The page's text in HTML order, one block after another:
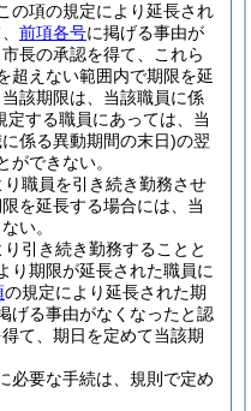
の項の規定により延長され
前項各号に掲げる事由が
長の承認を得て、これら
超えない範囲内で期限を延
該期限は、当該職員に係
定する職員にあっては、当
係る異動期間の末日)の翌
ができない。
り職員を引き続き勤務させ
を延長する場合には、当
い。
引き続き勤務することと
り期限が延長された職員に
の規定により延長された期
げる事由がなくなったと認
て、期日を定めて当該期
必要な手続は、規則で定め